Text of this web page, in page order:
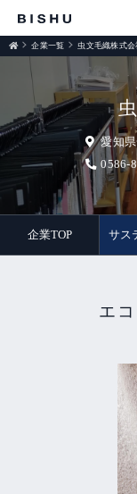
愛知
0586-
企業一覧 虫文毛織株式会
企業TOP サス
エ